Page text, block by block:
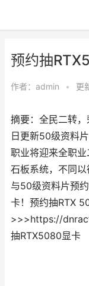
预约抽
作者： admin • 更
摘要：全民二转
日更新50级资料
职业将迎来全职
石板系统，不同
与50级资料片预
卡！预约抽RTX
>>>https://
抽RTX5080显卡